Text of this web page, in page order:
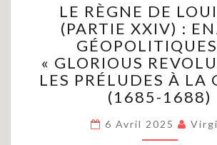
RÈGNE
DE
LOUIS
XIV
(PARTIE
XXIV)
ENJEUX
LE RÈGNE DE
(PARTIE XXIV) :
« GLORIOUS
LES PRÉLUDES À LA
(1685-1688)
6 Avril 2025